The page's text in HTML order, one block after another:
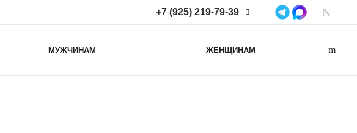
+7 (925) 219-79-39
Нижегородская область,
МУЖЧИНАМ ЖЕНЩИНАМ